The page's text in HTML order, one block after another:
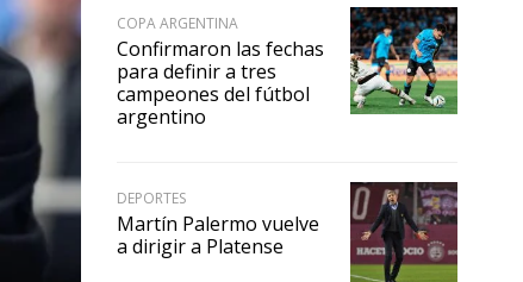
COPA ARGENTINA
Confirmaron las fechas
para definir a tres
campeones del fútbol
argentino
DEPORTES
Martín Palermo vuelve
a dirigir a Platense